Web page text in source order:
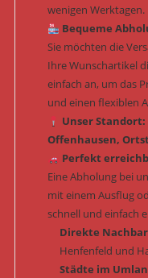
wenigen Werktagen.
Bequeme
Sie möchten die
Ihre Wunschartikel
einfach an, um das
und einen flexiblen
Unser Standort:
Offenhausen,
Perfekt
Eine Abholung bei
mit einem Ausflug
schnell und einfach
Direkte
Henfenfeld und
Städte im